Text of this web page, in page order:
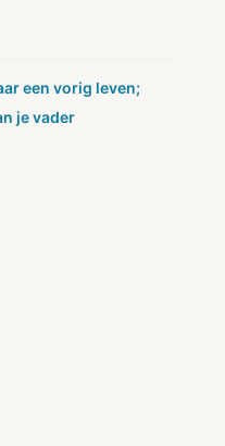
een vorig leven;
je vader